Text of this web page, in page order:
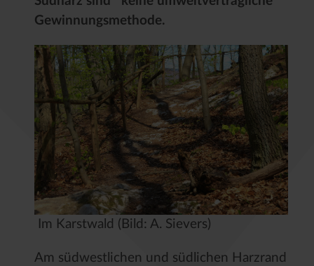
Gewinnungsmethode.
Im Karstwald (Bild: A. Sievers)
Am südwestlichen und südlichen Harzrand